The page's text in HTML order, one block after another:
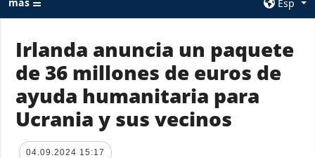
Esp
TODAS LAS
CATEGORÍAS
Guerra
Reconstrucción
de Ucrania
AGENCIA
sobre la agencia
contacto
Irlanda anuncia un paquete
de 36 millones de euros de
ayuda humanitaria para
Ucrania y sus vecinos
04.09.2024 15:17